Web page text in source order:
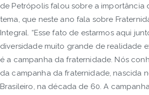
de Petrópolis falou sobre a importância
tema, que neste ano fala sobre
Integral. “Esse fato de estarmos aqui
diversidade muito grande de realidade
é a campanha da fraternidade. Nós
da campanha da fraternidade, nascida
Brasileiro, na década de 60. A